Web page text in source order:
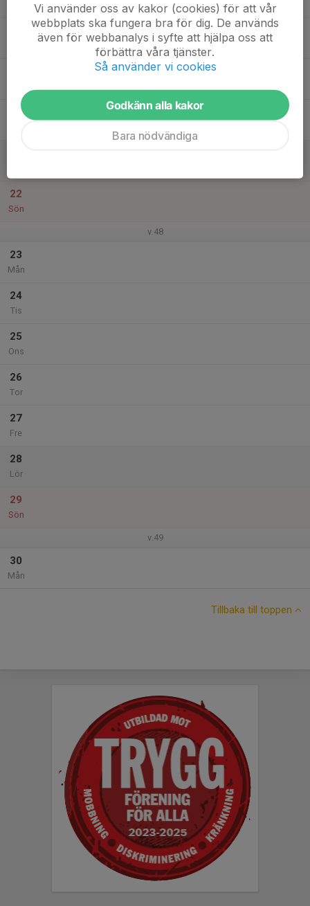
20
22
Sön
v.48
23
Mån
24
Tis
25
Ons
26
Tor
27
Fre
28
Lör
29
Sön
v.49
30
Mån
Tillbaka till toppen
Vi använder oss av kakor (cookies) för att vår
webbplats ska fungera bra för dig. De används
även för webbanalys i syfte att hjälpa oss att
förbättra våra tjänster.
Så använder vi cookies
Godkänn alla kakor
Bara nödvändiga